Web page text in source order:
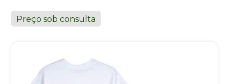
Preço sob consulta